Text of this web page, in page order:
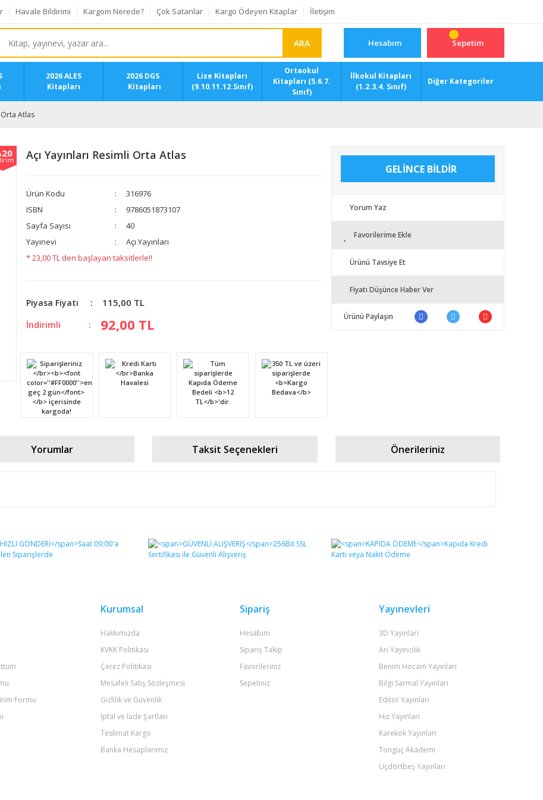
Havale Bildirimi Kargom Nerede? Çok Satanlar Kargo Ödeyen Kitaplar İletişim
ARA Hesabım Sepetim
2026 ALES
Kitapları
2026 DGS
Kitapları
Lise Kitapları
(9.10.11.12.Sınıf)
Ortaokul
Kitapları (5.6.7.
Sınıf)
İlkokul Kitapları
(1.2.3.4. Sınıf)
Diğer Kategoriler
Orta Atlas
Açı Yayınları Resimli Orta Atlas
Ürün Kodu
316976
ISBN
9786051873107
Sayfa Sayısı
40
Yayınevi
Açı Yayınları
* 23,00 TL den başlayan taksitlerle!!
Piyasa Fiyatı 115,00 TL
İndirimli 92,00 TL
GELİNCE BİLDİR
Yorum Yaz
Favorilerime Ekle
Ürünü Tavsiye Et
Fiyatı Düşünce Haber Ver
Ürünü Paylaşın
Yorumlar Taksit Seçenekleri Önerileriniz
Bu ürüne ilk yorumu siz yapın!
Gönder
Formu
Kurumsal
Hakkımızda
KVKK Politikası
Çerez Politikası
Mesafeli Satış Sözleşmesi
Gizlilik ve Güvenlik
İptal ve İade Şartları
Teslimat Kargo
Banka Hesaplarımız
Sipariş
Hesabım
Sipariş Takip
Favorileriniz
Sepetiniz
Yayınevleri
3D Yayınları
Arı Yayıncılık
Benim Hocam Yayınları
Bilgi Sarmal Yayınları
Editör Yayınları
Hız Yayınları
Karekök Yayınları
Tonguç Akademi
Üçdörtbeş Yayınları